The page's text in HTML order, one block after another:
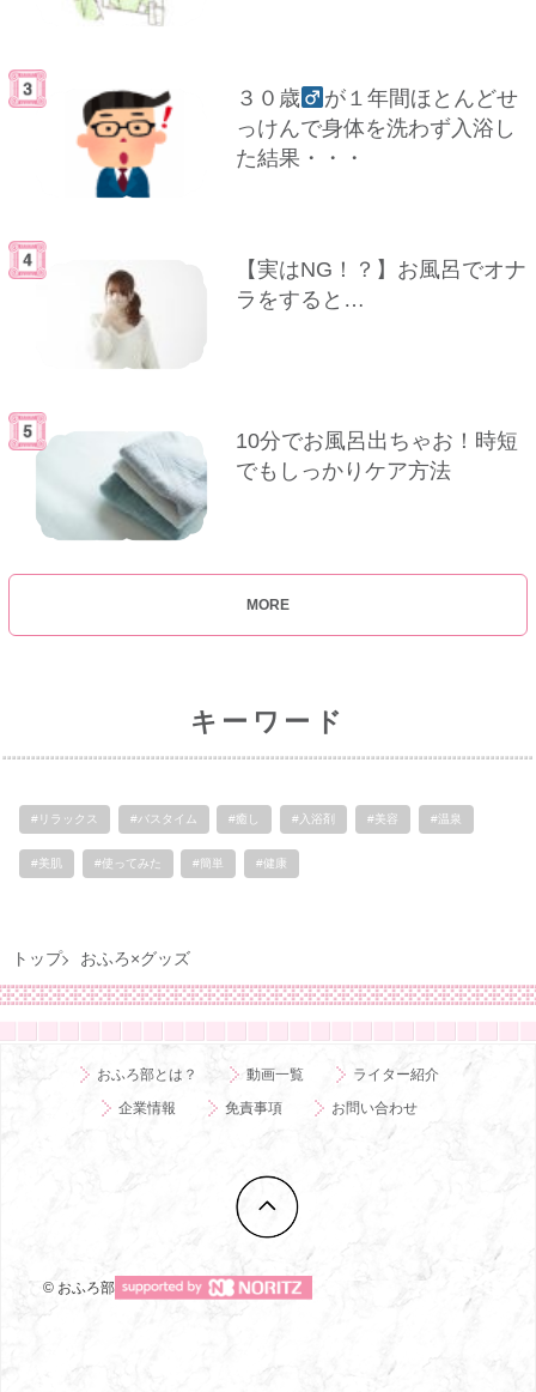
３０歳
が１年間ほとんどせ
っけんで身体を洗わず入浴し
た結果・・・
【実はNG！？】お風呂でオナ
ラをすると…
10分でお風呂出ちゃお！時短
でもしっかりケア方法
MORE
キーワード
#リラックス #バスタイム #癒し #入浴剤 #美容 #温泉
#美肌 #使ってみた #簡単 #健康
トップ おふろ×グッズ
© おふろ部
おふろ部とは？ 動画一覧
ライター紹介
企業情報
免責事項 お問い合わせ